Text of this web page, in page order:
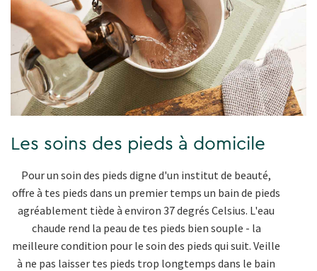
Les soins des pieds à domicile
Pour un soin des pieds digne d'un institut de beauté,
offre à tes pieds dans un premier temps un bain de pieds
agréablement tiède à environ 37 degrés Celsius. L'eau
chaude rend la peau de tes pieds bien souple - la
meilleure condition pour le soin des pieds qui suit. Veille
à ne pas laisser tes pieds trop longtemps dans le bain